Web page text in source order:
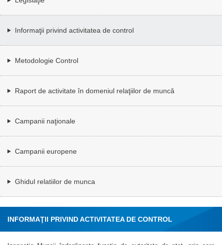
Informaţii privind activitatea de control
Metodologie Control
Raport de activitate în domeniul relaţiilor de muncă
Campanii naţionale
Campanii europene
Ghidul relatiilor de munca
INFORMAŢII PRIVIND ACTIVITATEA DE CONTROL